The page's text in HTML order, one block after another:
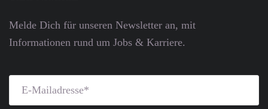
Melde Dich für unseren Newsletter an, mit
Informationen rund um Jobs & Karriere.